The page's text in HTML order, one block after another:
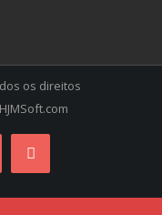
os direitos
HJMSoft.com
Skype